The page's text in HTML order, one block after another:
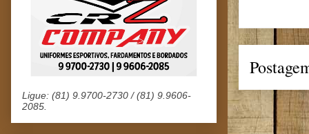
Ligue: (81) 9.9700-2730 / (81) 9.9606-
2085.